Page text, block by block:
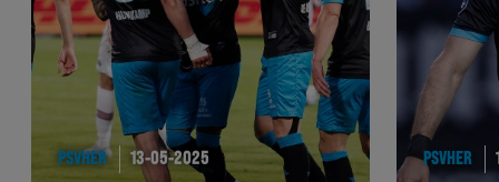
PSVHER 13-05-2025 PSVHER